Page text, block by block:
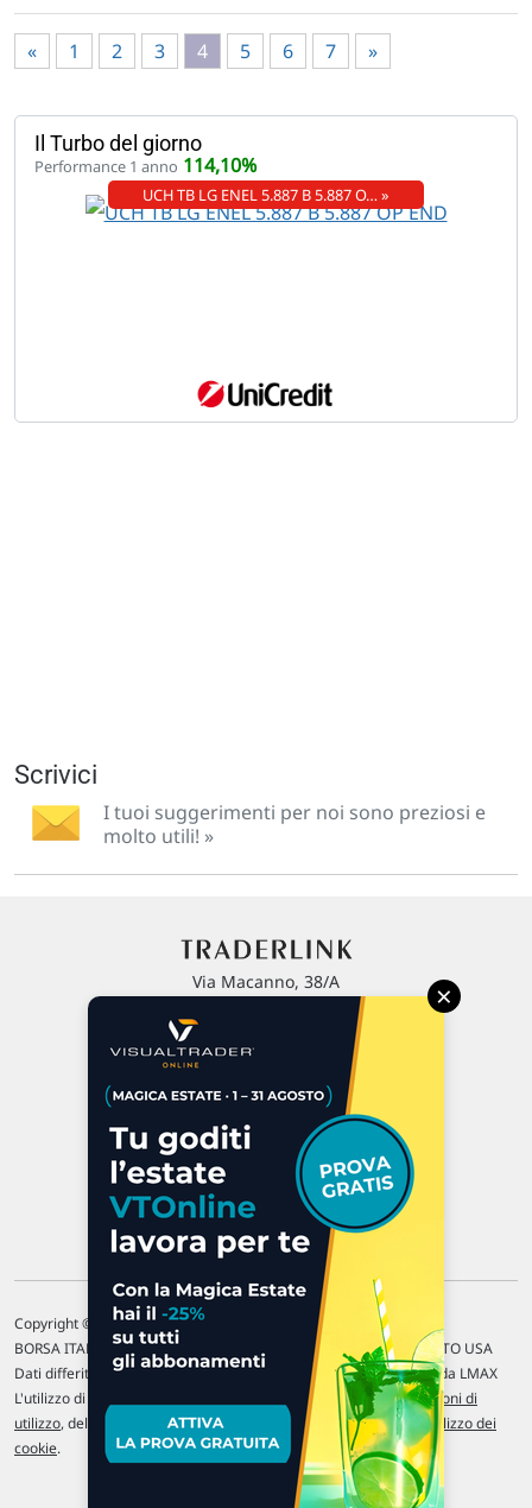
« 1 2 3 4 5 6 7 »
Il Turbo del giorno
Performance 1 anno 114,10%
UCH TB LG ENEL 5.887 B 5.887 O… »
Scrivici
I tuoi suggerimenti per noi sono preziosi e
molto utili! »
Via Macanno, 38/A
P.IVA 02 452 460 401
Chi siamo
Commenti e segnalazioni
Contattaci
Copyright © 1996-2026 Traderlink Italia s.r.l.
BORSA ITALIANA Quotazioni di borsa differite di 15 min. / MERCATO USA
Dati differiti di 15 min. (fonte Intrinio) / FOREX Quotazioni fornite da LMAX
L'utilizzo di questo sito implica l'accettazione delle nostre Condizioni di
utilizzo, del Disclaimer MAR, delle Politiche sulla privacye dell' Utilizzo dei
cookie.
×